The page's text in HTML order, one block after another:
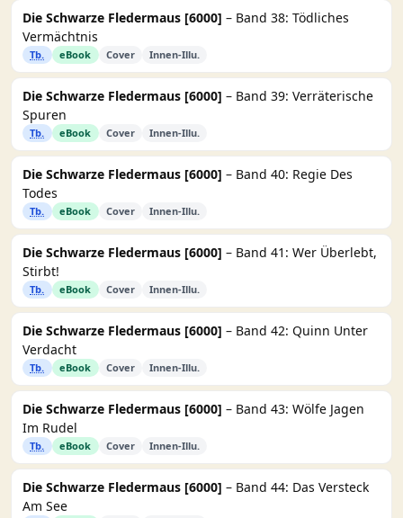
Die Schwarze Fledermaus [6000] – Band 38: Tödliches
Vermächtnis
Tb. eBook Cover Innen-Illu.
Die Schwarze Fledermaus [6000] – Band 39: Verräterische
Spuren
Tb. eBook Cover Innen-Illu.
Die Schwarze Fledermaus [6000] – Band 40: Regie Des
Todes
Tb. eBook Cover Innen-Illu.
Die Schwarze Fledermaus [6000] – Band 41: Wer Überlebt,
Stirbt!
Tb. eBook Cover Innen-Illu.
Die Schwarze Fledermaus [6000] – Band 42: Quinn Unter
Verdacht
Tb. eBook Cover Innen-Illu.
Die Schwarze Fledermaus [6000] – Band 43: Wölfe Jagen
Im Rudel
Tb. eBook Cover Innen-Illu.
Die Schwarze Fledermaus [6000] – Band 44: Das Versteck
Am See